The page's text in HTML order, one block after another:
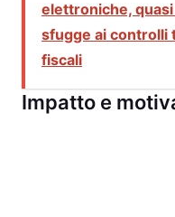
elettroniche,
sfugge ai controlli
fiscali
Impatto e